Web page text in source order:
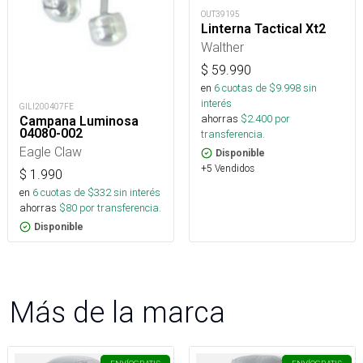
GILI200407FE
Campana Luminosa
04080-002
Eagle Claw
$ 1.990
en 6cuotas de $332sin interés
ahorras $80 por transferencia.
Disponible
OUT39195
Linterna Tactical Xt2
Walther
$ 59.990
en 6cuotas de $9.998sin
interés
ahorras $2.400 por
transferencia.
Disponible
+5 Vendidos
Más de la marca